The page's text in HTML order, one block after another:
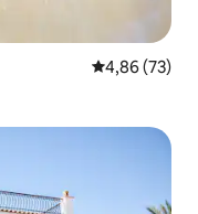
Classificação
4,86 (73)